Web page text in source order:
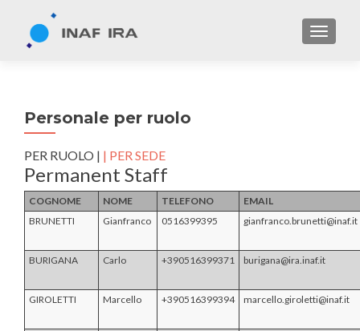
Personale per ruolo
PER RUOLO | | PER SEDE
Permanent Staff
COGNOME NOME TELEFONO
EMAIL
BRUNETTI
Gianfranco 0516399395 gianfranco.brunetti@inaf.it
BURIGANA Carlo +390516399371 burigana@ira.inaf.it
GIROLETTI Marcello +390516399394 marcello.giroletti@inaf.it